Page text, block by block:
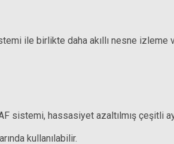
ile birlikte daha akıllı nesne izleme
sistemi, hassasiyet azaltılmış çeşitli
kullanılabilir.